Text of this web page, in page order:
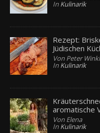
In Kulinarik
Rezept:
Jüdischen
Von Peter
In Kulinarik
aromatische
Von Elena
In Kulinarik